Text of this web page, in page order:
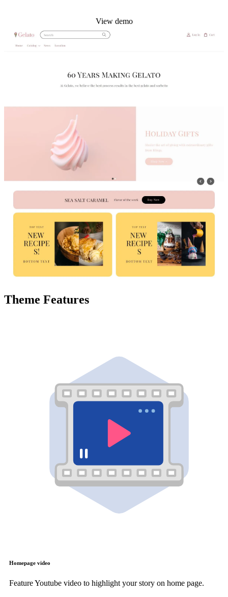
View demo
Theme Features
Homepage video
Feature Youtube video to highlight your story on home page.